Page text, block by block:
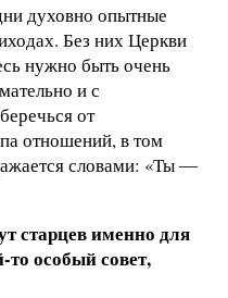
духовно опытные
Без них Церкви
нужно быть очень
и с
от
отношений, в том
словами: «Ты ―
старцев именно для
особый совет,